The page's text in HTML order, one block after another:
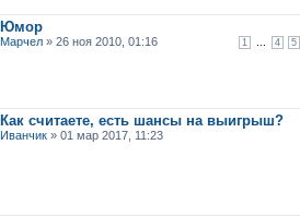
Юмор
1 4 5
Марчел » 26 ноя 2010, 01:16
Как считаете, есть шансы на выигрыш?
Иванчик » 01 мар 2017, 11:23